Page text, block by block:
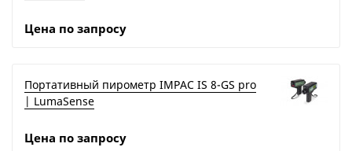
Цена по запросу
Портативный пирометр IMPAC IS 8-GS pro
| LumaSense
Цена по запросу